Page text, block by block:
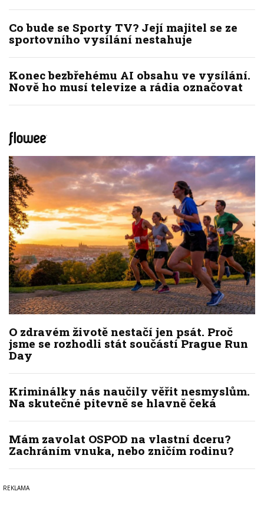
Co bude se Sporty TV? Její majitel se ze
sportovního vysílání nestahuje
Konec bezbřehému AI obsahu ve vysílání.
Nově ho musí televize a rádia označovat
O zdravém životě nestačí jen psát. Proč
jsme se rozhodli stát součástí Prague Run
Day
Kriminálky nás naučily věřit nesmyslům.
Na skutečné pitevně se hlavně čeká
Mám zavolat OSPOD na vlastní dceru?
Zachráním vnuka, nebo zničím rodinu?